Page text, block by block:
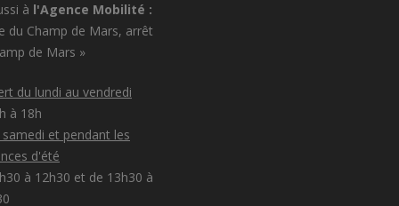
à l'Agence Mobilité :
du Champ de Mars, arrêt
de Mars »
du lundi au vendredi
à 18h
samedi et pendant les
d'été
à 12h30 et de 13h30 à